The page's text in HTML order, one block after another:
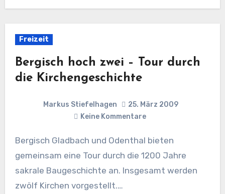
Freizeit
Bergisch hoch zwei – Tour durch
die Kirchengeschichte
Markus Stiefelhagen
25. März 2009
Keine Kommentare
Bergisch Gladbach und Odenthal bieten
gemeinsam eine Tour durch die 1200 Jahre
sakrale Baugeschichte an. Insgesamt werden
zwölf Kirchen vorgestellt.…